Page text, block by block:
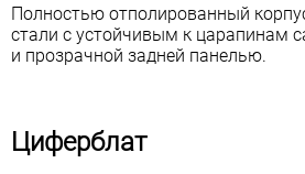
Полностью отполированный
стали с устойчивым к царапинам
и прозрачной задней панелью.
Циферблат